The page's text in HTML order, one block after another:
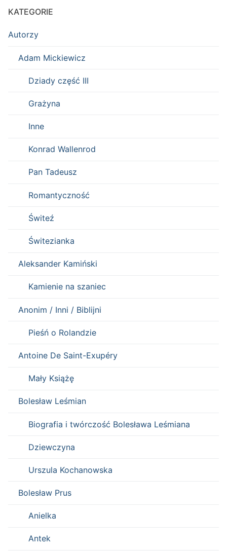
KATEGORIE
Autorzy
Adam Mickiewicz
Dziady część III
Grażyna
Inne
Konrad Wallenrod
Pan Tadeusz
Romantyczność
Świteź
Świtezianka
Aleksander Kamiński
Kamienie na szaniec
Anonim / Inni / Biblijni
Pieśń o Rolandzie
Antoine De Saint-Exupéry
Mały Książę
Bolesław Leśmian
Biografia i twórczość Bolesława Leśmiana
Dziewczyna
Urszula Kochanowska
Bolesław Prus
Anielka
Antek